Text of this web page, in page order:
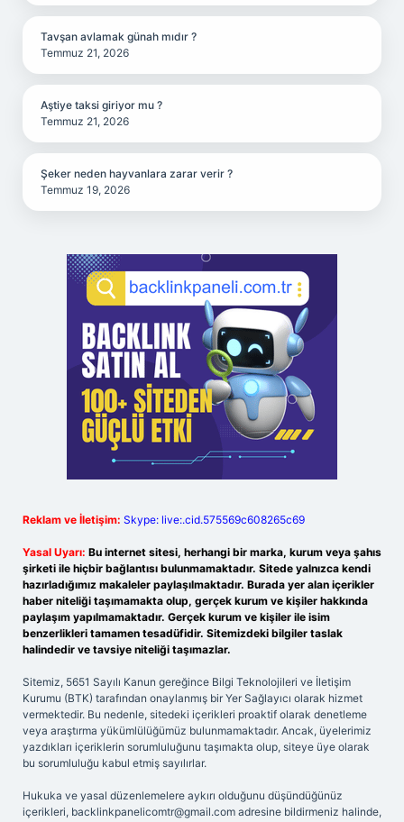
Tavşan avlamak günah mıdır ?
Temmuz 21, 2026
Aştiye taksi giriyor mu ?
Temmuz 21, 2026
Şeker neden hayvanlara zarar verir ?
Temmuz 19, 2026
Reklam ve İletişim: Skype: live:.cid.575569c608265c69
Yasal Uyarı: Bu internet sitesi, herhangi bir marka, kurum veya şahıs
şirketi ile hiçbir bağlantısı bulunmamaktadır. Sitede yalnızca kendi
hazırladığımız makaleler paylaşılmaktadır. Burada yer alan içerikler
haber niteliği taşımamakta olup, gerçek kurum ve kişiler hakkında
paylaşım yapılmamaktadır. Gerçek kurum ve kişiler ile isim
benzerlikleri tamamen tesadüfidir. Sitemizdeki bilgiler taslak
halindedir ve tavsiye niteliği taşımazlar.
Sitemiz, 5651 Sayılı Kanun gereğince Bilgi Teknolojileri ve İletişim
Kurumu (BTK) tarafından onaylanmış bir Yer Sağlayıcı olarak hizmet
vermektedir. Bu nedenle, sitedeki içerikleri proaktif olarak denetleme
veya araştırma yükümlülüğümüz bulunmamaktadır. Ancak, üyelerimiz
yazdıkları içeriklerin sorumluluğunu taşımakta olup, siteye üye olarak
bu sorumluluğu kabul etmiş sayılırlar.
Hukuka ve yasal düzenlemelere aykırı olduğunu düşündüğünüz
içerikleri, backlinkpanelicomtr@gmail.com adresine bildirmeniz halinde,